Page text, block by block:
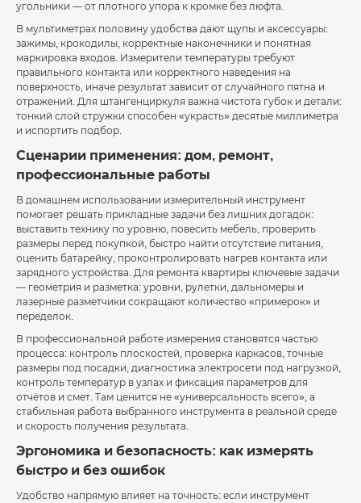
угольники — от плотного упора к кромке без люфта.
В мультиметрах половину удобства дают щупы и аксессуары:
зажимы, крокодилы, корректные наконечники и понятная
маркировка входов. Измерители температуры требуют
правильного контакта или корректного наведения на
поверхность, иначе результат зависит от случайного пятна и
отражений. Для штангенциркуля важна чистота губок и детали:
тонкий слой стружки способен «украсть» десятые миллиметра
и испортить подбор.
Сценарии применения: дом, ремонт,
профессиональные работы
В домашнем использовании измерительный инструмент
помогает решать прикладные задачи без лишних догадок:
выставить технику по уровню, повесить мебель, проверить
размеры перед покупкой, быстро найти отсутствие питания,
оценить батарейку, проконтролировать нагрев контакта или
зарядного устройства. Для ремонта квартиры ключевые задачи
— геометрия и разметка: уровни, рулетки, дальномеры и
лазерные разметчики сокращают количество «примерок» и
переделок.
В профессиональной работе измерения становятся частью
процесса: контроль плоскостей, проверка каркасов, точные
размеры под посадки, диагностика электросети под нагрузкой,
контроль температур в узлах и фиксация параметров для
отчётов и смет. Там ценится не «универсальность всего», а
стабильная работа выбранного инструмента в реальной среде
и скорость получения результата.
Эргономика и безопасность: как измерять
быстро и без ошибок
Удобство напрямую влияет на точность: если инструмент